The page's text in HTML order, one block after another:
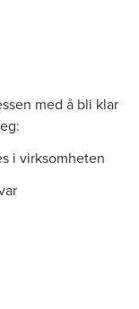
med å bli klar
i virksomheten